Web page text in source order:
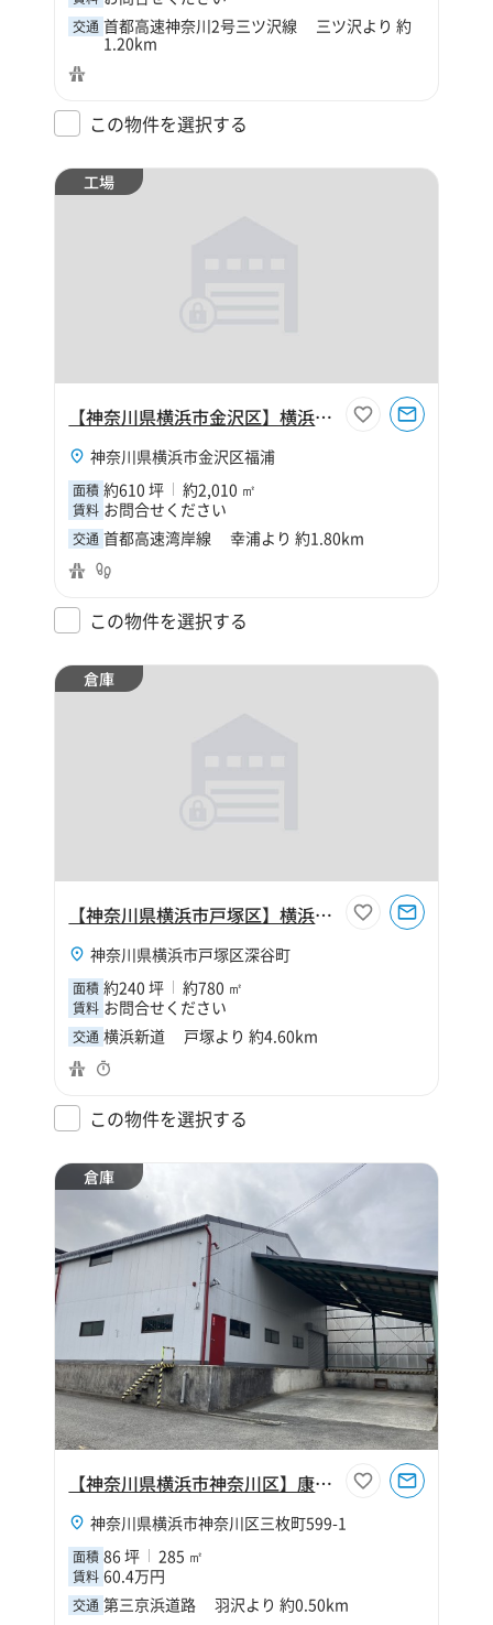
交通 首都高速神奈川2号三ツ沢線 三ツ沢より 約
1.20km
この物件を選択する
工場
【神奈川県横浜市金沢区】横浜市金沢区福浦2丁目610坪工場
神奈川県横浜市金沢区福浦
面積 約610 坪 約2,010 ㎡
賃料 お問合せください
交通 首都高速湾岸線 幸浦より 約1.80km
この物件を選択する
倉庫
【神奈川県横浜市戸塚区】横浜市戸塚区深谷町240坪倉庫
神奈川県横浜市戸塚区深谷町
面積 約240 坪 約780 ㎡
賃料 お問合せください
交通 横浜新道 戸塚より 約4.60km
この物件を選択する
倉庫
【神奈川県横浜市神奈川区】康平運送倉庫
神奈川県横浜市神奈川区三枚町599-1
面積 86 坪 285 ㎡
賃料 60.4万円
交通 第三京浜道路 羽沢より 約0.50km